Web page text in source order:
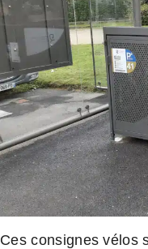
Ces consignes vélos